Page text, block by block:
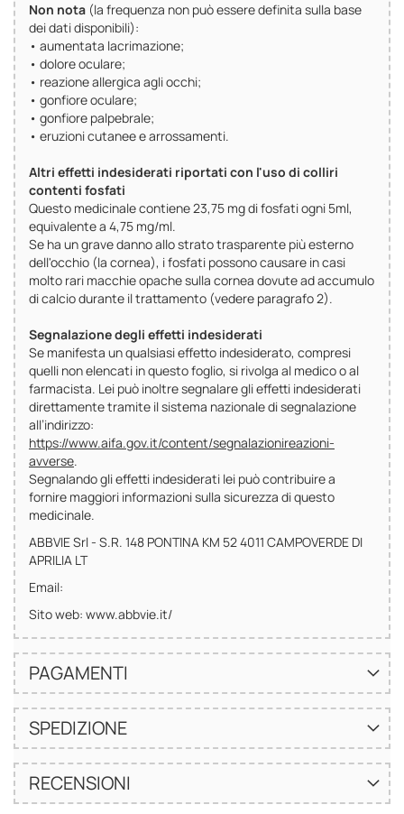
Non nota (la frequenza non può essere definita sulla base
dei dati disponibili):
• aumentata lacrimazione;
• dolore oculare;
• reazione allergica agli occhi;
• gonfiore oculare;
• gonfiore palpebrale;
• eruzioni cutanee e arrossamenti.
Altri effetti indesiderati riportati con l'uso di colliri
contenti fosfati
Questo medicinale contiene 23,75 mg di fosfati ogni 5ml,
equivalente a 4,75 mg/ml.
Se ha un grave danno allo strato trasparente più esterno
dell'occhio (la cornea), i fosfati possono causare in casi
molto rari macchie opache sulla cornea dovute ad accumulo
di calcio durante il trattamento (vedere paragrafo 2).
Segnalazione degli effetti indesiderati
Se manifesta un qualsiasi effetto indesiderato, compresi
quelli non elencati in questo foglio, si rivolga al medico o al
farmacista. Lei può inoltre segnalare gli effetti indesiderati
direttamente tramite il sistema nazionale di segnalazione
all’indirizzo:
https://www.aifa.gov.it/content/segnalazionireazioni-
avverse.
Segnalando gli effetti indesiderati lei può contribuire a
fornire maggiori informazioni sulla sicurezza di questo
medicinale.
ABBVIE Srl - S.R. 148 PONTINA KM 52 4011 CAMPOVERDE DI
APRILIA LT
Email:
Sito web: www.abbvie.it/
PAGAMENTI
SPEDIZIONE
RECENSIONI